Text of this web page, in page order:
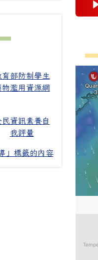
育部防制學生
物濫用資源網
民資訊素養自
我評量
」標籤的內容